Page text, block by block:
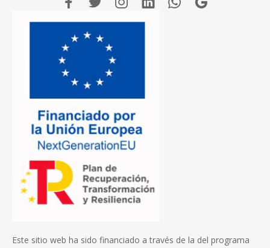
Este sitio web ha sido financiado a través de la del programa